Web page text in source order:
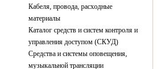
Кабеля, провода, расходные
материалы
Каталог средств и систем контроля и
управления доступом (СКУД)
Средства и системы оповещения,
музыкальной трансляции